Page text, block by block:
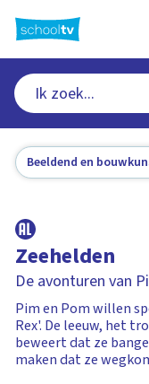
naar
hoofdinhoud
Beeldend en
Zeehelden
De avonturen van
Pim en Pom willen
Rex'. De leeuw, het
beweert dat ze
maken dat ze